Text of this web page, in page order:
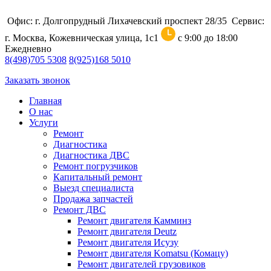
Офис: г. Долгопрудный Лихачевский проспект 28/35 Сервис:
г. Москва, Кожевническая улица, 1с1
с 9:00 до 18:00
Ежедневно
8(498)705 5308 8(925)168 5010
Заказать звонок
Главная
О нас
Услуги
Ремонт
Диагностика
Диагностика ДВС
Ремонт погрузчиков
Капитальный ремонт
Выезд специалиста
Продажа запчастей
Ремонт ДВС
Ремонт двигателя Камминз
Ремонт двигателя Deutz
Ремонт двигателя Исузу
Ремонт двигателя Komatsu (Комацу)
Ремонт двигателей грузовиков